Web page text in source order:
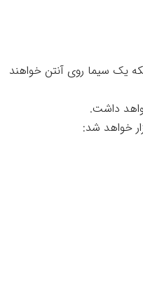
را درنظر گرفته که از شبکه یک سیما روی آنتن خواهند
داشت.
خواهد شد: